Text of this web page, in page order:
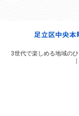
3世代で楽しめる地域のひ